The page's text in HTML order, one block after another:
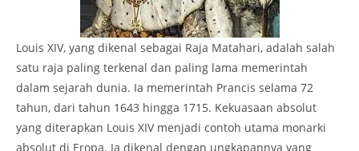
Louis XIV, yang dikenal sebagai Raja Matahari, adalah salah
satu raja paling terkenal dan paling lama memerintah
dalam sejarah dunia. Ia memerintah Prancis selama 72
tahun, dari tahun 1643 hingga 1715. Kekuasaan absolut
yang diterapkan Louis XIV menjadi contoh utama monarki
absolut di Eropa. Ia dikenal dengan ungkapannya yang